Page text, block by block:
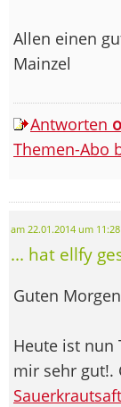
Allen einen
Mainzel
Antworten
Themen-Abo
am 22.01.2014 um
... hat ellfy
Guten
Heute ist nun
mir sehr gut!.
Sauerkrautsaft